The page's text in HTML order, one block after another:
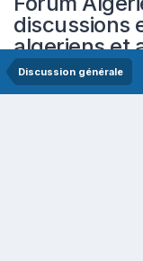
discussions
algeriens et
Discussion générale